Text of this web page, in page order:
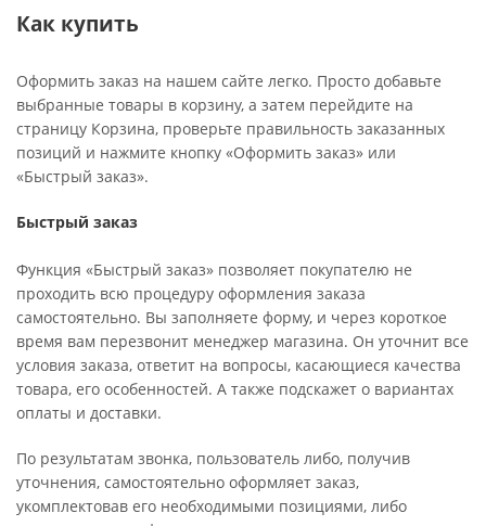
Как купить
Оформить заказ на нашем сайте легко. Просто добавьте
выбранные товары в корзину, а затем перейдите на
страницу Корзина, проверьте правильность заказанных
позиций и нажмите кнопку «Оформить заказ» или
«Быстрый заказ».
Быстрый заказ
Функция «Быстрый заказ» позволяет покупателю не
проходить всю процедуру оформления заказа
самостоятельно. Вы заполняете форму, и через короткое
время вам перезвонит менеджер магазина. Он уточнит все
условия заказа, ответит на вопросы, касающиеся качества
товара, его особенностей. А также подскажет о вариантах
оплаты и доставки.
По результатам звонка, пользователь либо, получив
уточнения, самостоятельно оформляет заказ,
укомплектовав его необходимыми позициями, либо